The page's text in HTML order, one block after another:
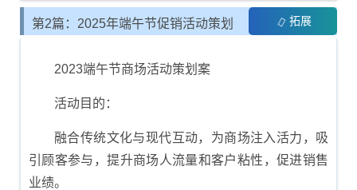
第2篇：2025年端午节促销活动策划 拓展
2023端午节商场活动策划案
活动目的：
融合传统文化与现代互动，为商场注入活力，吸
引顾客参与，提升商场人流量和客户粘性，促进销售
业绩。